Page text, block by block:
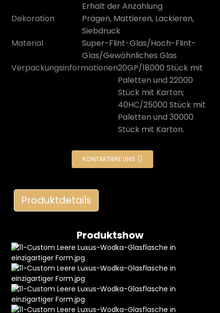
Erhalt der Anzahlung
Dekoration
Prägen, Mattieren, Lackieren,
Siebdruck
Material
Super-Flint-Glas/Hoch-Flint-
Glas/Gewöhnliches Glas
Verpackungsinformationen20GP/18000 Stück mit
Paletten und 22000
Stück mit Karton;
40HC/25000 Stück mit
Paletten und 30000
Stück mit Karton.
KONTAKTIERE UNS
Produktdetails
Produktshow